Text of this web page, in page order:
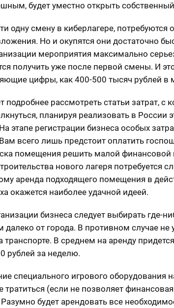
будет уместно открыть
одну смену в киберлагере, потребуются
Но и окупятся они достаточно
мероприятия максимально
получить уже после первой смены. И
цифры, как 400-500 тысяч рублей в
подробнее рассмотреть статьи затрат, с
планируя реализовать в России
этапе регистрации бизнеса особых
всего лишь предстоит оплатить
помещения решить малой финансовой
нового лагеря потребуется
аренда подходящего помещения в
окажется наиболее удачной идеей.
бизнеса следует выбирать где-
от города. В противном случае не
транспорте. В среднем на аренду
рублей за неделю.
специального игрового оборудования
тратиться (если не позволяет
будет арендовать все